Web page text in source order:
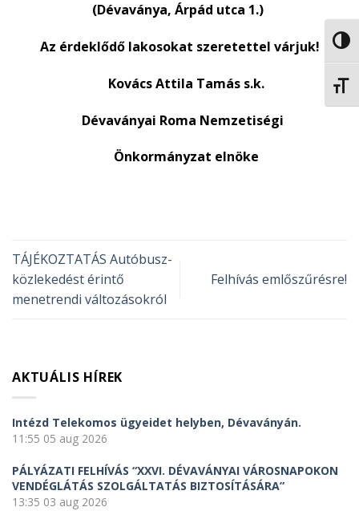
(Dévaványa, Árpád utca 1.)
Az érdeklődő lakosokat szeretettel várjuk!
Kovács Attila Tamás s.k.
Dévaványai Roma Nemzetiségi
Önkormányzat elnöke
TÁJÉKOZTATÁS Autóbusz-
közlekedést érintő
menetrendi változásokról
Felhívás emlőszűrésre!
AKTUÁLIS HÍREK
Intézd Telekomos ügyeidet helyben, Dévaványán.
11:55 05 aug 2026
PÁLYÁZATI FELHÍVÁS “XXVI. DÉVAVÁNYAI VÁROSNAPOKON
VENDÉGLÁTÁS SZOLGÁLTATÁS BIZTOSÍTÁSÁRA”
13:35 03 aug 2026